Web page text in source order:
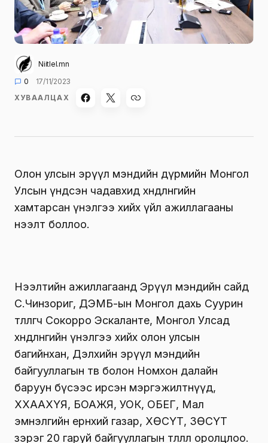
Niitlel.mn
0
17/11/2023
ХУВААЛЦАХ
Олон улсын эрүүл мэндийн дүрмийн Монгол
Улсын үндсэн чадавхид хөндлөнгийн
хамтарсан үнэлгээ хийх үйл ажиллагааны
нээлт боллоо.
Нээлтийн ажиллагаанд Эрүүл мэндийн сайд
С.Чинзориг, ДЭМБ-ын Монгол дахь Суурин
төлөөлөгч Сокорро Эскаланте, Монгол Улсад
хөндлөнгийн үнэлгээ хийх олон улсын
багийнхан, Дэлхийн эрүүл мэндийн
байгууллагын төв болон Номхон далайн
баруун бүсээс ирсэн мэргэжилтнүүд,
ХХААХҮЯ, БОАЖЯ, УОК, ОБЕГ, Мал
эмнэлгийн ерөнхий газар, ХӨСҮТ, ЗӨСҮТ
зэрэг 20 гаруй байгууллагын төлөөлөл оролцлоо.